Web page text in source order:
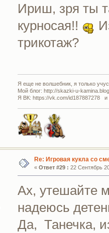
Ириш, зря ты
курносая!!
трикотаж?
Я еще не волшебник, я только
Мой блог: http://skazki-u-
Я ВК: https://vk.com/id187887278 и
Re: Игровая кукла со
« Ответ #29 : 22 Сентябрь
Ах, утешайте
надеюсь
Да, Танечка,